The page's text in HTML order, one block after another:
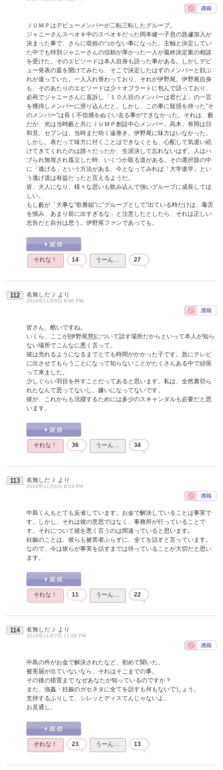
ＪＵＭＰはデビューメンバーが二転三転したグループ。
ジャニーさんスペオキ中のスペオキだった岡本健一子息の急遽加入が
決まった事で、さらに収拾のつかない事になった。主軸と決定してい
た中でも特別ジャニーさんの信頼が厚かった一人が最終決定案の相談
を受けた。そのエピソードは本人自身も語った事がある。しかしデビ
ュー発表の蓋を開けてみたら、そこで決定したはずのメンバーと顔ぶ
れが違っていた。一人入れ替わっており、それが伊野尾。伊野尾自身
も、そのあたりのエピソードは少々オブラートに包んで語っており、
必死でジャニーさんに直訴し「１０人目のメンバーは君だよ」の一言
を獲得しメンバーに滑り込んだと。しかし、この事に疑惑を持った”そ
のメンバー”は長く不信感をぬぐい去る事ができなかった。それは、藪
だが、光は当時藪と共にＪＵＭＰ創設中心メンバー。高木、有岡は日
和見。セブンは、当時まだ幼く遠巻き。伊野尾に味方はいなかった。
しかし、表だって味方に付くことはできなくとも、心配して気遣い続
けてきてくれたのは誰々だったか、生涯決して忘れないはず。人はハ
ブられ無視され孤立した時、いくつか取る道がある。その選択肢の中
に「逃げる」という方法がある。今となってみれば「大学進学」とい
う逃げ道は有益だったと言えるようだ。
皆、大人になり、様々な思いも飲み込んで強いグループに成長してほ
しい。
もし藪が「大事な”歌番組”に”グループとして”出ている時だけは、毒舌
を慎み、あまり前に出すぎるな」と注意したとしたら、それは正しい
忠告だと自分は思う。伊野尾ファンであっても。
それな！ 14 うーん… 27
112 名無しだＪ より
2016年11月6日 8:56 PM
皆さん、酷いですね。
いくら、ここが[伊野尾慧]について話す場所だからといって本人が知ら
ない場所でこんなに悪く言って。
彼は売れるようになるまでとても時間がかかった子です。急にテレビ
に出させてもらうことになって知らないことがたくさんある中で頑張
って来ました。
少しぐらい羽目を外すことだってあると思います。私は、全然裏切ら
れたなんて思ってないし、嫌いになってないです。
彼が、これからも活躍するためには多少のスキャンダルも必要だと思
います。
それな！ 36 うーん… 34
113 名無しだＪ より
2016年11月6日 9:03 PM
中島くんもとても反省しています。お金で解決していることは事実で
す。しかし、それは彼の意思ではなく、事務所が行っていることで
す。それについて彼を悪く言うのは間違っていると思います｡
妊娠のことは、彼らも被害者ぶらずに、全てを話すと言っています。
なので、今は彼らが事実を話すまでは待っていることが大切だと思い
ます。
それな！ 11 うーん… 22
114 名無しだＪ より
2016年11月7日 11:06 PM
中島の件がお金で解決されたなど、初めて聞いた。
被害届が出ていないなら、それはそこまでの事。
その後の措置まで なぜあなたが知っているのですか？
また、強姦・妊娠のガセネタに全てを話すも何もないでしょう。
支持するふりして、シレッとディスてんじゃないよ、
お見通し。
それな！ 23 うーん… 13